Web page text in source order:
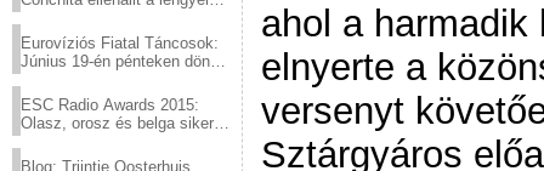
Eurovíziós Fiatal Táncosok:
Június 19-én pénteken döntő
ESC Radio Awards 2015:
Olasz, orosz és belga siker,
Blog: Trijntje Oosterhuis
ahol a
elnyerte a
versenyt
Sztárgyáros